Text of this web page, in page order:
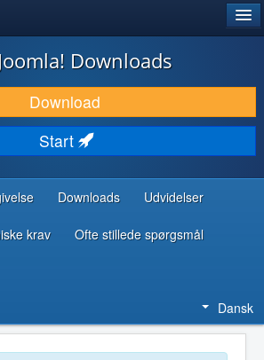
Joomla! Downloads
Download
Start
Downloads Udvidelser
krav Ofte stillede spørgsmål
Dansk